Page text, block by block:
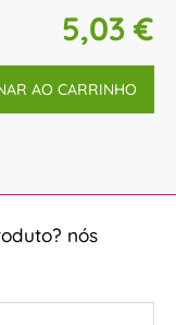
5,03 €
AO CARRINHO
nós